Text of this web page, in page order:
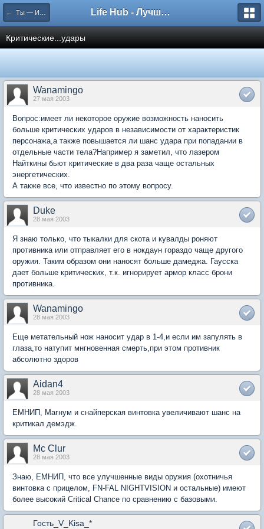
← Ты — Избранный Life Hub - Лучшие компьютерные игры мира
Критические...удары
Wanamingo
27 мая 2003
Вопрос:имеет ли некоторое оружие возможность наносить
больше критических ударов в независимости от характеристик
персонажа,а также повышается ли шанс удара при попадании в
отдельные части тела?Например я заметил, что лазером
Найткины бьют критические в два раза чаще остальных
энергетических.
А также все, что известно по этому вопросу.
Duke
28 мая 2003
Я знаю только, что тыкалки для скота и кувалды роняют
противника или отправляет его в нокдаун гораздо чаще другого
оружия. Таким образом они наносят больше дамеджа. Гаусска
дает больше критических, т.к. игнорирует армор класс брони
противника.
Wanamingo
28 мая 2003
Еще метательный нож наносит удар в 1-4,и если им запулять в
глаза,то натупит мнгновенная смерть,при этом противник
абсолютно здоров
Aidan4
28 мая 2003
ЕМНИП, Магнум и снайперская винтовка увеличивают шанс на
критикал демэдж.
Mc Clur
28 мая 2003
Знаю, ЕМНИП, что все улучшенные виды оружия (охотничья
винтовка с прицелом, FN-FAL NIGHTVISION и остальные) имеют
более высокий Critical Chance по сравнению с базовыми.
Гость_V_Kisa_*